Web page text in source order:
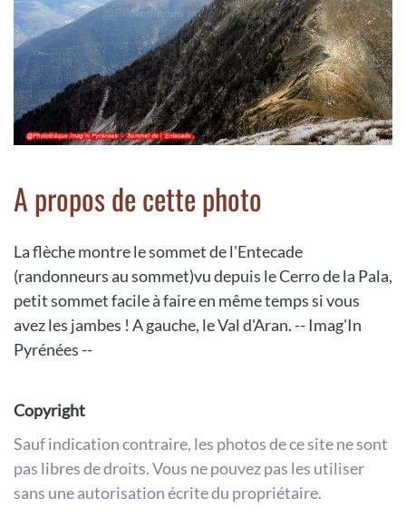
A propos de cette photo
La flèche montre le sommet de l'Entecade
(randonneurs au sommet)vu depuis le Cerro de la Pala,
petit sommet facile à faire en même temps si vous
avez les jambes ! A gauche, le Val d'Aran. -- Imag'In
Pyrénées --
Copyright
Sauf indication contraire, les photos de ce site ne sont
pas libres de droits. Vous ne pouvez pas les utiliser
sans une autorisation écrite du propriétaire.